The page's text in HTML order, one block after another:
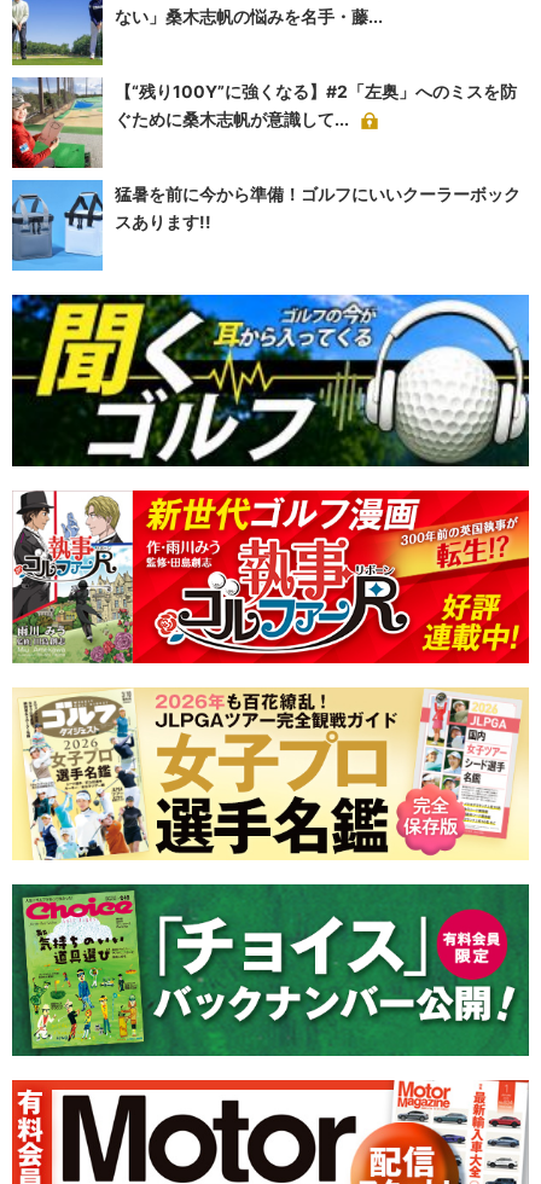
ない」桑木志帆の悩みを名手・藤...
【“残り100Y”に強くなる】#2「左奥」へのミスを防
ぐために桑木志帆が意識して...
猛暑を前に今から準備！ゴルフにいいクーラーボック
スあります!!